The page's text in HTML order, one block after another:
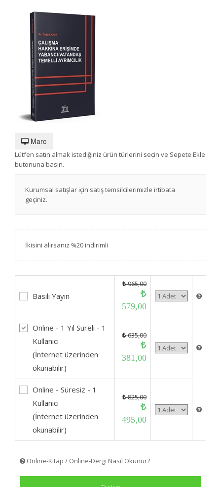
Marc
Lütfen satın almak istediğiniz ürün türlerini seçin ve Sepete Ekle
butonuna basın.
Kurumsal satışlar için satış temsilcilerimizle irtibata
geçiniz.
İkisini alırsanız %20 indirimli
Basılı Yayın
965,00
579,00
Online - 1 Yıl Süreli - 1
Kullanıcı
(İnternet üzerinden
okunabilir)
635,00
381,00
Online - Süresiz - 1
Kullanıcı
(İnternet üzerinden
okunabilir)
825,00
495,00
Online-Kitap / Online-Dergi Nasıl Okunur?